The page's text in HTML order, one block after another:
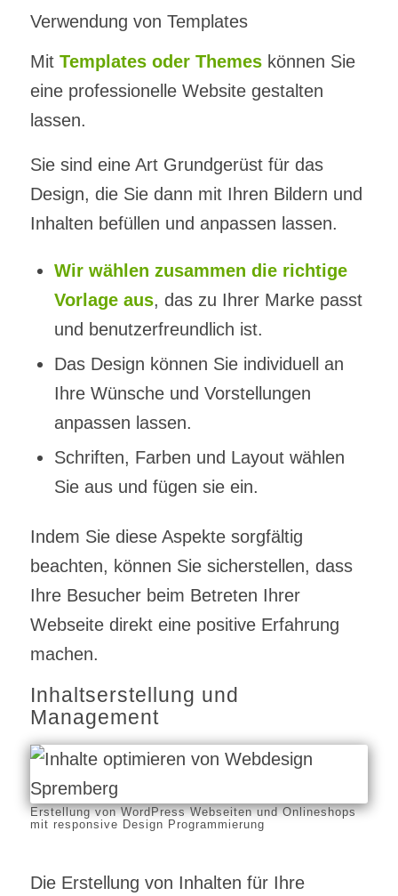
Verwendung von Templates
Mit Templates oder Themeskönnen Sie
eine professionelle Website gestalten
lassen.
Sie sind eine Art Grundgerüst für das
Design, die Sie dann mit Ihren Bildern und
Inhalten befüllen und anpassen lassen.
Wir wählen zusammen die richtige
Vorlage aus, das zu Ihrer Marke passt
und benutzerfreundlich ist.
Das Design können Sie individuell an
Ihre Wünsche und Vorstellungen
anpassen lassen.
Schriften, Farben und Layout wählen
Sie aus und fügen sie ein.
Indem Sie diese Aspekte sorgfältig
beachten, können Sie sicherstellen, dass
Ihre Besucher beim Betreten Ihrer
Webseite direkt eine positive Erfahrung
machen.
Inhaltserstellung und
Management
Erstellung von WordPress Webseiten und Onlineshops
mit responsive Design Programmierung
Die Erstellung von Inhalten für Ihre